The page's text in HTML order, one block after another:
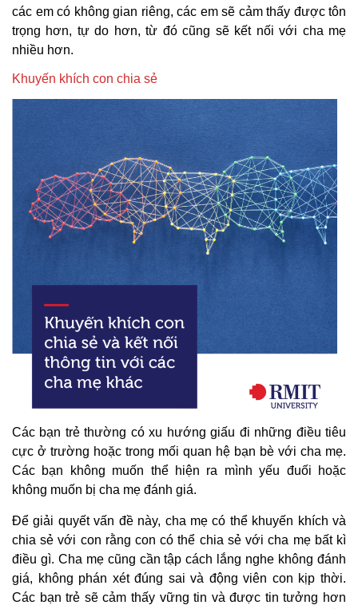
các em có không gian riêng, các em sẽ cảm thấy được tôn
trọng hơn, tự do hơn, từ đó cũng sẽ kết nối với cha mẹ
nhiều hơn.
Khuyến khích con chia sẻ
Các bạn trẻ thường có xu hướng giấu đi những điều tiêu
cực ở trường hoặc trong mối quan hệ bạn bè với cha mẹ.
Các bạn không muốn thể hiện ra mình yếu đuối hoặc
không muốn bị cha mẹ đánh giá.
Để giải quyết vấn đề này, cha mẹ có thể khuyến khích và
chia sẻ với con rằng con có thể chia sẻ với cha mẹ bất kì
điều gì. Cha mẹ cũng cần tập cách lắng nghe không đánh
giá, không phán xét đúng sai và động viên con kịp thời.
Các bạn trẻ sẽ cảm thấy vững tin và được tin tưởng hơn